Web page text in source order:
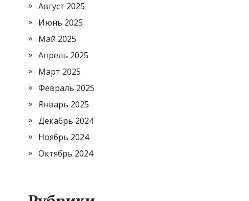
Август 2025
Июнь 2025
Май 2025
Апрель 2025
Март 2025
Февраль 2025
Январь 2025
Декабрь 2024
Ноябрь 2024
Октябрь 2024